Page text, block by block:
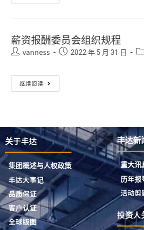
薪资报酬委员会组织规程
vanness 2022 年 5 月 31 日
继续阅读
关于丰达
集团概述与人权政策
丰达大事记
品质保证
客户认证
全球版图
丰达新
重大讯
历年报
活动剪
投资人